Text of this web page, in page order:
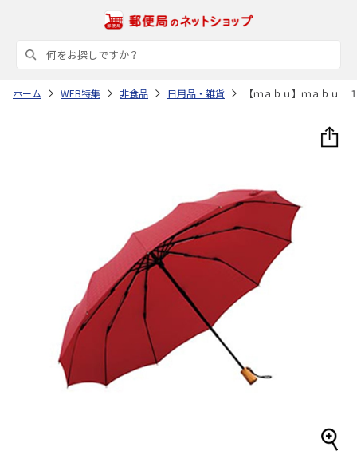
ホーム WEB特集 非食品 日用品・雑貨 【ｍａｂｕ】ｍａｂｕ